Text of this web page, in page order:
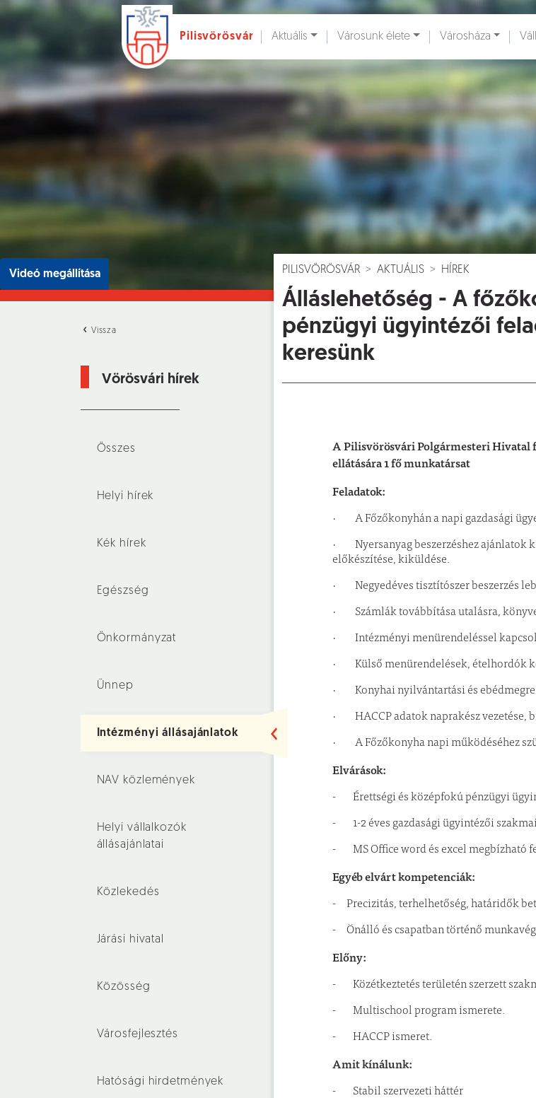
Ugrás a fő tartalomhoz
Pilisvörösvár Aktuális Városunk élete Városháza
Videó megállítása
Vissza
Vörösvári hírek
Összes
Helyi hírek
Kék hírek
Egészség
Önkormányzat
Ünnep
Intézményi állásajánlatok
NAV közlemények
Helyi vállalkozók
állásajánlatai
Közlekedés
Járási hivatal
Közösség
Városfejlesztés
Hatósági hirdetmények
PILISVÖRÖSVÁR AKTUÁLIS HÍREK
Álláslehetőség - A
pénzügyi ügyintézői
keresünk
A Pilisvörösvári Polgármesteri Hivatal
ellátására 1 fő munkatársat
Feladatok:
· A Főzőkonyhán a napi gazdasági
· Nyersanyag beszerzéshez ajánlatok
előkészítése, kiküldése.
· Negyedéves tisztítószer beszerzés
· Számlák továbbítása utalásra,
· Intézményi menürendeléssel
· Külső menürendelések, ételhordók
· Konyhai nyilvántartási és
· HACCP adatok naprakész vezetése,
· A Főzőkonyha napi működéséhez
Elvárások:
- Érettségi és középfokú pénzügyi
- 1-2 éves gazdasági ügyintézői
- MS Office word és excel megbízható
Egyéb elvárt kompetenciák:
- Precizitás, terhelhetőség, határidők
- Önálló és csapatban történő
Előny:
- Közétkeztetés területén szerzett
- Multischool program ismerete.
- HACCP ismeret.
Amit kínálunk:
- Stabil szervezeti háttér
Események [ ]